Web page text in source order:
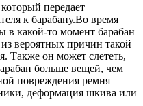
передает
к барабану.Во время
в какой-то момент барабан
вероятных причин такой
Также он может слететь,
больше вещей, чем
повреждения ремня
деформация шкива или